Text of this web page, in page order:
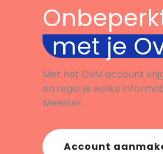
met je
Met het OvM account
en regel je welke
Meester.
Account